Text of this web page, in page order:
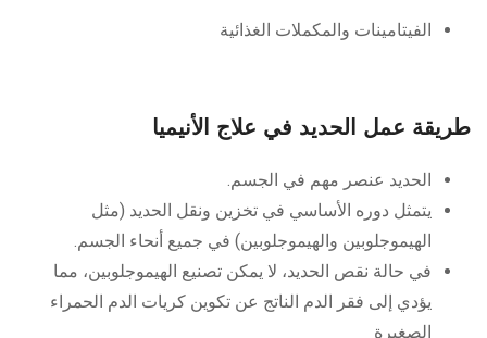
الفيتامينات والمكملات الغذائية
طريقة عمل الحديد في علاج الأنيميا
الحديد عنصر مهم في الجسم.
يتمثل دوره الأساسي في تخزين ونقل الحديد (مثل
الهيموجلوبين والهيموجلوبين) في جميع أنحاء الجسم.
في حالة نقص الحديد، لا يمكن تصنيع الهيموجلوبين، مما
يؤدي إلى فقر الدم الناتج عن تكوين كريات الدم الحمراء
الصغيرة